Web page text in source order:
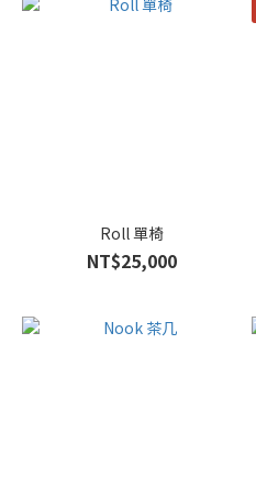
Roll 單椅
NT$25,000